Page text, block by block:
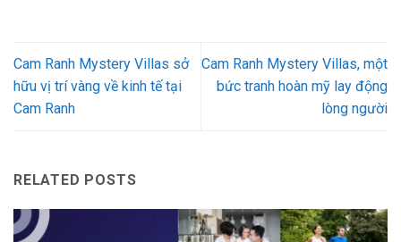
Cam Ranh Mystery Villas sở
hữu vị trí vàng về kinh tế tại
Cam Ranh
Cam Ranh Mystery Villas, một
bức tranh hoàn mỹ lay động
lòng người
RELATED POSTS